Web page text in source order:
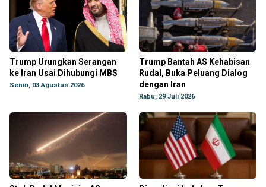
Trump Urungkan Serangan
ke Iran Usai Dihubungi MBS
Senin, 03 Agustus 2026
Trump Bantah AS Kehabisan
Rudal, Buka Peluang Dialog
dengan Iran
Rabu, 29 Juli 2026